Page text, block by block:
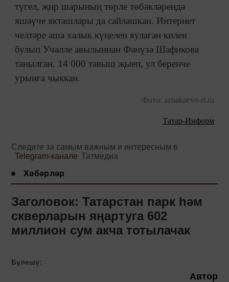
түгел, җир шарының төрле төбәкләрендә
яшәүче якташлары да сайлашкан. Интернет
челтәре аша халык күңелен яулаган килен
булып Учәлле авылыннан Фәнүзә Шафикова
танылган. 14 000 тавыш җыеп, ул беренче
урынга чыккан.
Фото: aznakaevo-rt.ru
Татар-Информ
Следите за самым важным и интересным в
Telegram-канале Татмедиа
Хәбәрләр
Заголовок: Татарстан парк һәм
скверларын яңартуга 602
миллион сум акча тотылачак
Бүлешү:
Автор